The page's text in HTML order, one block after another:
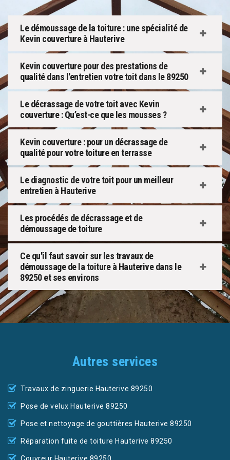
Le démoussage de la toiture : une spécialité de
Kevin couverture à Hauterive
Kevin couverture pour des prestations de
qualité dans l'entretien votre toit dans le 89250
Le décrassage de votre toit avec Kevin
couverture : Qu’est-ce que les mousses ?
Kevin couverture : pour un décrassage de
qualité pour votre toiture en terrasse
Le diagnostic de votre toit pour un meilleur
entretien à Hauterive
Les procédés de décrassage et de
démoussage de toiture
Ce qu'il faut savoir sur les travaux de
démoussage de la toiture à Hauterive dans le
89250 et ses environs
Autres services
Travaux de zinguerie Hauterive 89250
Pose de velux Hauterive 89250
Pose et nettoyage de gouttières Hauterive 89250
Réparation fuite de toiture Hauterive 89250